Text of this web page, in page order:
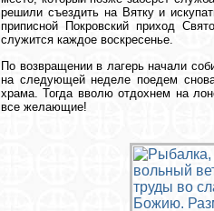
решили съездить на Вятку и
приписной Покровский приход
служится каждое воскресенье.
По возвращении в лагерь начали
на следующей неделе поедем
храма. Тогда вволю отдохнем на
все желающие!